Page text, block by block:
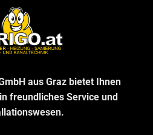
aus Graz bietet Ihnen
freundliches Service und